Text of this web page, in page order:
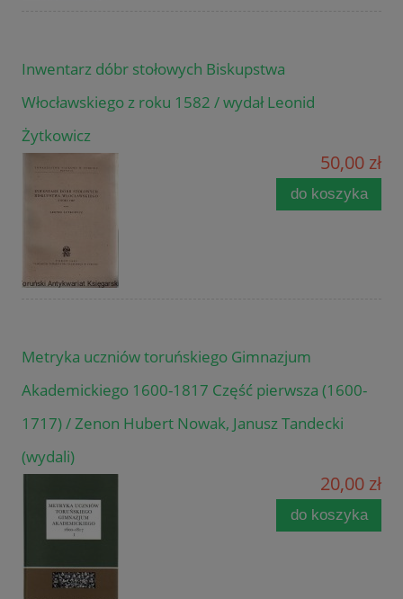
Inwentarz dóbr stołowych Biskupstwa
Włocławskiego z roku 1582 / wydał Leonid
Żytkowicz
50,00 zł
do koszyka
Metryka uczniów toruńskiego Gimnazjum
Akademickiego 1600-1817 Część pierwsza (1600-
1717) / Zenon Hubert Nowak, Janusz Tandecki
(wydali)
20,00 zł
do koszyka